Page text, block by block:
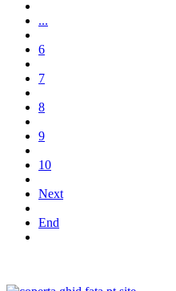
...
6
7
8
9
10
Next
End